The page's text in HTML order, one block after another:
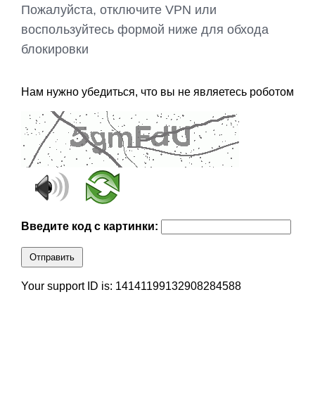
Пожалуйста, отключите VPN или
воспользуйтесь формой ниже для обхода
блокировки
Нам нужно убедиться, что вы не являетесь роботом
Введите код с картинки:
Отправить
Your support ID is: 14141199132908284588